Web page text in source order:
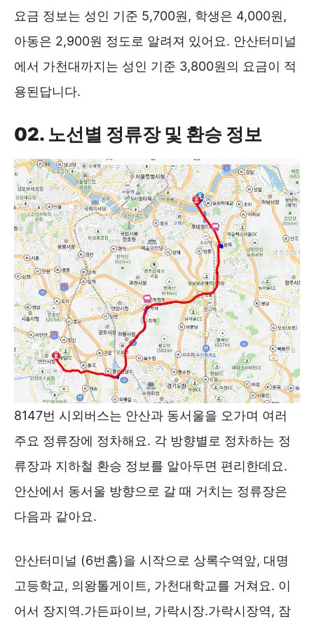
요금 정보는 성인 기준 5,700원, 학생은 4,000원,
아동은 2,900원 정도로 알려져 있어요. 안산터미널
에서 가천대까지는 성인 기준 3,800원의 요금이 적
용된답니다.
02. 노선별 정류장 및 환승 정보
8147번 시외버스는 안산과 동서울을 오가며 여러
주요 정류장에 정차해요. 각 방향별로 정차하는 정
류장과 지하철 환승 정보를 알아두면 편리한데요.
안산에서 동서울 방향으로 갈 때 거치는 정류장은
다음과 같아요.
안산터미널 (6번홈)을 시작으로 상록수역앞, 대명
고등학교, 의왕톨게이트, 가천대학교를 거쳐요. 이
어서 장지역.가든파이브, 가락시장.가락시장역, 잠